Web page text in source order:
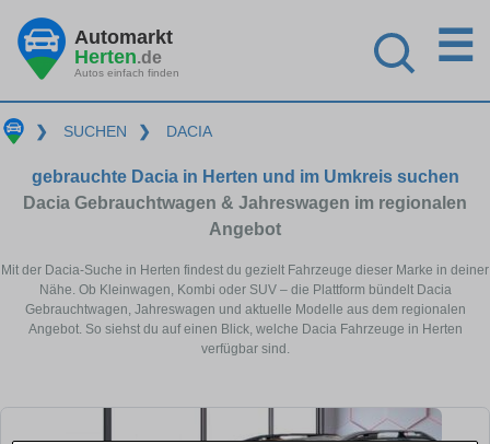
Automarkt
Herten.de
Autos einfach finden
☰
❯ SUCHEN ❯ DACIA
gebrauchte Dacia in Herten und im Umkreis suchen
Dacia Gebrauchtwagen & Jahreswagen im regionalen
Angebot
Mit der Dacia-Suche in Herten findest du gezielt Fahrzeuge dieser Marke in deiner
Nähe. Ob Kleinwagen, Kombi oder SUV – die Plattform bündelt Dacia
Gebrauchtwagen, Jahreswagen und aktuelle Modelle aus dem regionalen
Angebot. So siehst du auf einen Blick, welche Dacia Fahrzeuge in Herten
verfügbar sind.